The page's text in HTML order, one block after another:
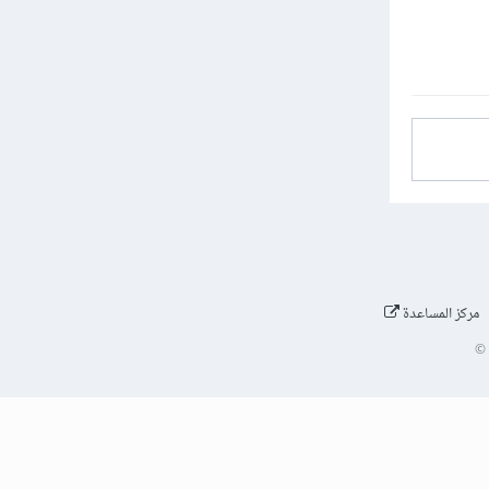
مركز المساعدة
©